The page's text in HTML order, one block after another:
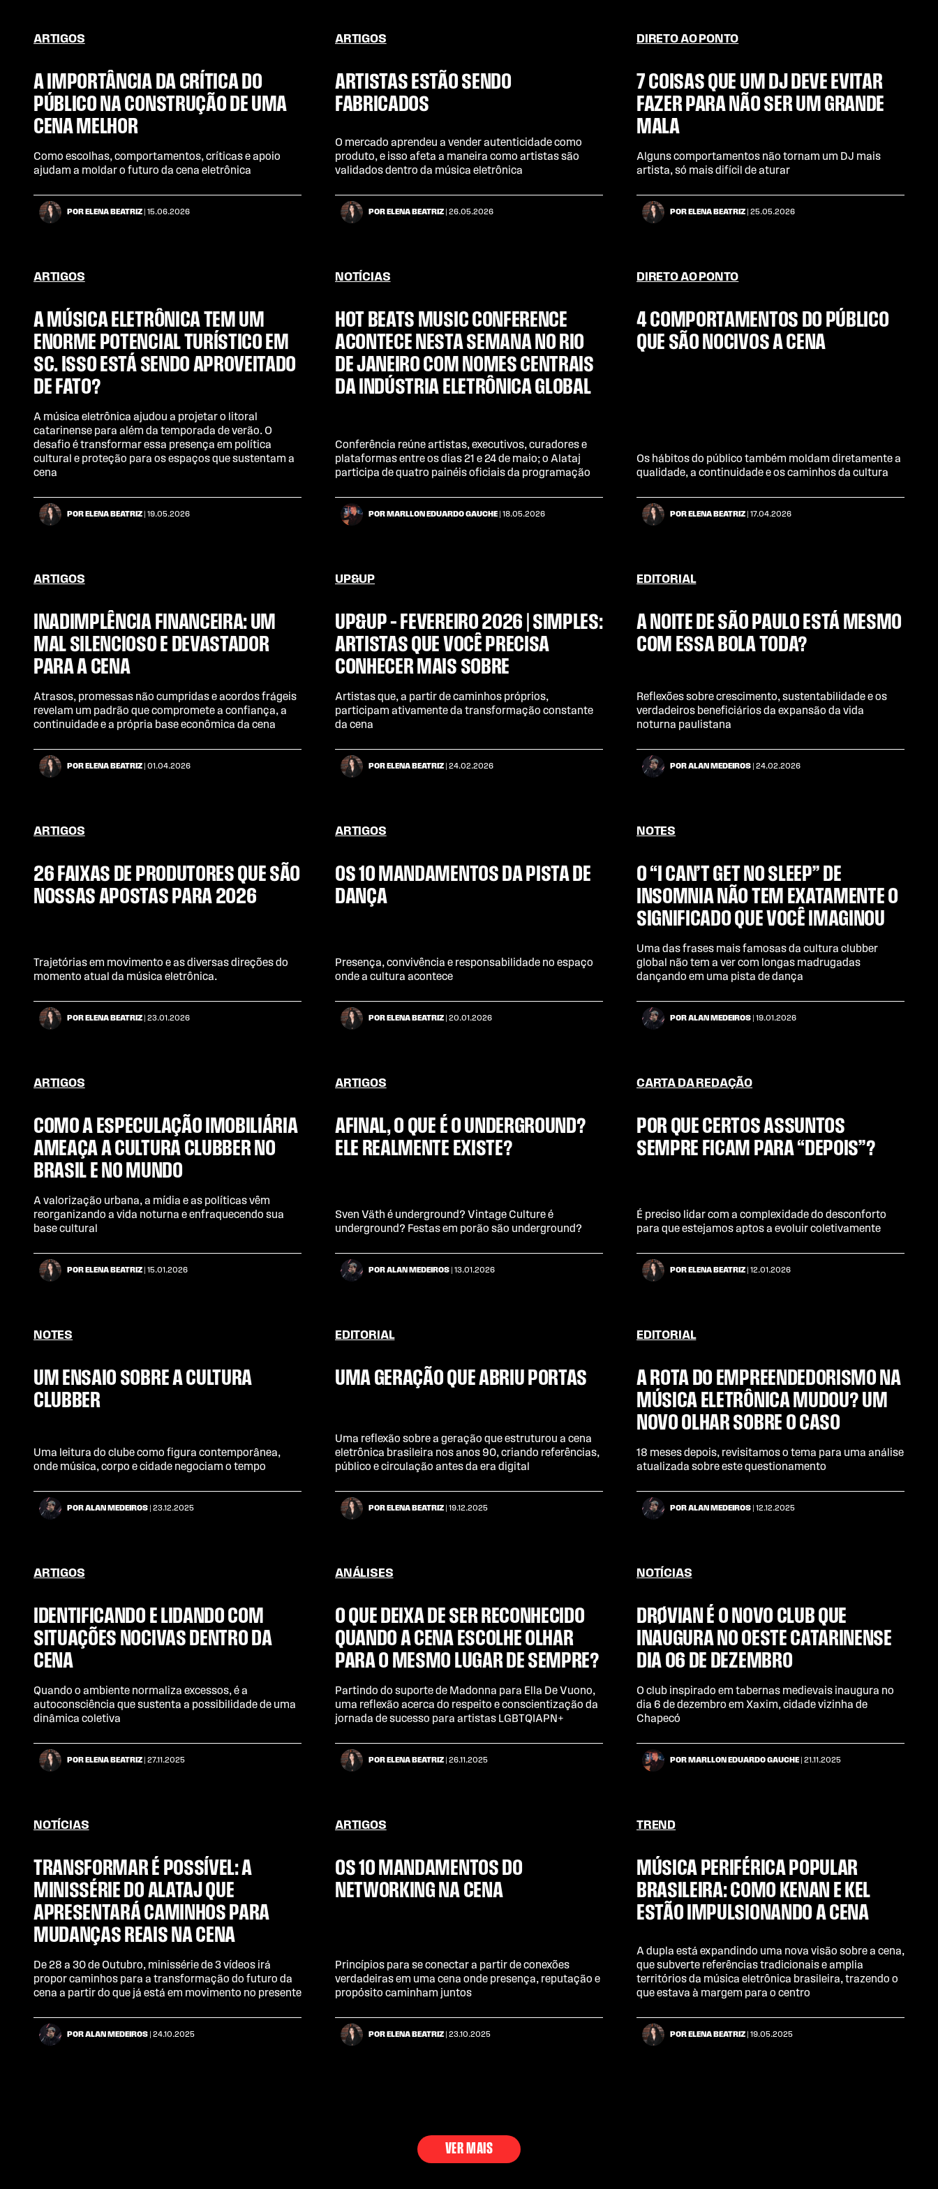
ARTIGOS
A IMPORTÂNCIA DA CRÍTICA DO
PÚBLICO NA CONSTRUÇÃO DE UMA
CENA MELHOR
Como escolhas, comportamentos, críticas e apoio
ajudam a moldar o futuro da cena eletrônica
POR ELENA BEATRIZ | 15.06.2026
ARTIGOS
ARTISTAS ESTÃO SENDO
FABRICADOS
O mercado aprendeu a vender autenticidade como
produto, e isso afeta a maneira como artistas são
validados dentro da música eletrônica
POR ELENA BEATRIZ | 26.05.2026
DIRETO AO PONTO
7 COISAS QUE UM DJ DEVE EVITAR
FAZER PARA NÃO SER UM GRANDE
MALA
Alguns comportamentos não tornam um DJ mais
artista, só mais difícil de aturar
POR ELENA BEATRIZ | 25.05.2026
ARTIGOS
A MÚSICA ELETRÔNICA TEM UM
ENORME POTENCIAL TURÍSTICO EM
SC. ISSO ESTÁ SENDO APROVEITADO
DE FATO?
A música eletrônica ajudou a projetar o litoral
catarinense para além da temporada de verão. O
desafio é transformar essa presença em política
cultural e proteção para os espaços que sustentam a
cena
POR ELENA BEATRIZ | 19.05.2026
NOTÍCIAS
HOT BEATS MUSIC CONFERENCE
ACONTECE NESTA SEMANA NO RIO
DE JANEIRO COM NOMES CENTRAIS
DA INDÚSTRIA ELETRÔNICA GLOBAL
Conferência reúne artistas, executivos, curadores e
plataformas entre os dias 21 e 24 de maio; o Alataj
participa de quatro painéis oficiais da programação
POR MARLLON EDUARDO GAUCHE | 18.05.2026
DIRETO AO PONTO
4 COMPORTAMENTOS DO PÚBLICO
QUE SÃO NOCIVOS A CENA
Os hábitos do público também moldam diretamente a
qualidade, a continuidade e os caminhos da cultura
POR ELENA BEATRIZ | 17.04.2026
ARTIGOS
INADIMPLÊNCIA FINANCEIRA: UM
MAL SILENCIOSO E DEVASTADOR
PARA A CENA
Atrasos, promessas não cumpridas e acordos frágeis
revelam um padrão que compromete a confiança, a
continuidade e a própria base econômica da cena
POR ELENA BEATRIZ | 01.04.2026
UP&UP
UP&UP – FEVEREIRO 2026 | SIMPLES:
ARTISTAS QUE VOCÊ PRECISA
CONHECER MAIS SOBRE
Artistas que, a partir de caminhos próprios,
participam ativamente da transformação constante
da cena
POR ELENA BEATRIZ | 24.02.2026
EDITORIAL
A NOITE DE SÃO PAULO ESTÁ MESMO
COM ESSA BOLA TODA?
Reflexões sobre crescimento, sustentabilidade e os
verdadeiros beneficiários da expansão da vida
noturna paulistana
POR ALAN MEDEIROS | 24.02.2026
ARTIGOS
26 FAIXAS DE PRODUTORES QUE SÃO
NOSSAS APOSTAS PARA 2026
Trajetórias em movimento e as diversas direções do
momento atual da música eletrônica.
POR ELENA BEATRIZ | 23.01.2026
ARTIGOS
OS 10 MANDAMENTOS DA PISTA DE
DANÇA
Presença, convivência e responsabilidade no espaço
onde a cultura acontece
POR ELENA BEATRIZ | 20.01.2026
NOTES
O “I CAN’T GET NO SLEEP” DE
INSOMNIA NÃO TEM EXATAMENTE O
SIGNIFICADO QUE VOCÊ IMAGINOU
Uma das frases mais famosas da cultura clubber
global não tem a ver com longas madrugadas
dançando em uma pista de dança
POR ALAN MEDEIROS | 19.01.2026
ARTIGOS
COMO A ESPECULAÇÃO IMOBILIÁRIA
AMEAÇA A CULTURA CLUBBER NO
BRASIL E NO MUNDO
A valorização urbana, a mídia e as políticas vêm
reorganizando a vida noturna e enfraquecendo sua
base cultural
POR ELENA BEATRIZ | 15.01.2026
ARTIGOS
AFINAL, O QUE É O UNDERGROUND?
ELE REALMENTE EXISTE?
Sven Väth é underground? Vintage Culture é
underground? Festas em porão são underground?
POR ALAN MEDEIROS | 13.01.2026
CARTA DA REDAÇÃO
POR QUE CERTOS ASSUNTOS
SEMPRE FICAM PARA “DEPOIS”?
É preciso lidar com a complexidade do desconforto
para que estejamos aptos a evoluir coletivamente
POR ELENA BEATRIZ | 12.01.2026
NOTES
UM ENSAIO SOBRE A CULTURA
CLUBBER
Uma leitura do clube como figura contemporânea,
onde música, corpo e cidade negociam o tempo
POR ALAN MEDEIROS | 23.12.2025
EDITORIAL
UMA GERAÇÃO QUE ABRIU PORTAS
Uma reflexão sobre a geração que estruturou a cena
eletrônica brasileira nos anos 90, criando referências,
público e circulação antes da era digital
POR ELENA BEATRIZ | 19.12.2025
EDITORIAL
A ROTA DO EMPREENDEDORISMO NA
MÚSICA ELETRÔNICA MUDOU? UM
NOVO OLHAR SOBRE O CASO
18 meses depois, revisitamos o tema para uma análise
atualizada sobre este questionamento
POR ALAN MEDEIROS | 12.12.2025
ARTIGOS
IDENTIFICANDO E LIDANDO COM
SITUAÇÕES NOCIVAS DENTRO DA
CENA
Quando o ambiente normaliza excessos, é a
autoconsciência que sustenta a possibilidade de uma
dinâmica coletiva
POR ELENA BEATRIZ | 27.11.2025
ANÁLISES
O QUE DEIXA DE SER RECONHECIDO
QUANDO A CENA ESCOLHE OLHAR
PARA O MESMO LUGAR DE SEMPRE?
Partindo do suporte de Madonna para Ella De Vuono,
uma reflexão acerca do respeito e conscientização da
jornada de sucesso para artistas LGBTQIAPN+
POR ELENA BEATRIZ | 26.11.2025
NOTÍCIAS
DRØVIAN É O NOVO CLUB QUE
INAUGURA NO OESTE CATARINENSE
DIA 06 DE DEZEMBRO
O club inspirado em tabernas medievais inaugura no
dia 6 de dezembro em Xaxim, cidade vizinha de
Chapecó
POR MARLLON EDUARDO GAUCHE | 21.11.2025
NOTÍCIAS
TRANSFORMAR É POSSÍVEL: A
MINISSÉRIE DO ALATAJ QUE
APRESENTARÁ CAMINHOS PARA
MUDANÇAS REAIS NA CENA
De 28 a 30 de Outubro, minissérie de 3 vídeos irá
propor caminhos para a transformação do futuro da
cena a partir do que já está em movimento no presente
POR ALAN MEDEIROS | 24.10.2025
ARTIGOS
OS 10 MANDAMENTOS DO
NETWORKING NA CENA
Princípios para se conectar a partir de conexões
verdadeiras em uma cena onde presença, reputação e
propósito caminham juntos
POR ELENA BEATRIZ | 23.10.2025
TREND
MÚSICA PERIFÉRICA POPULAR
BRASILEIRA: COMO KENAN E KEL
ESTÃO IMPULSIONANDO A CENA
A dupla está expandindo uma nova visão sobre a cena,
que subverte referências tradicionais e amplia
territórios da música eletrônica brasileira, trazendo o
que estava à margem para o centro
POR ELENA BEATRIZ | 19.05.2025
VER MAIS